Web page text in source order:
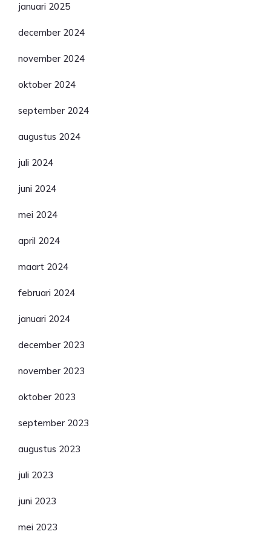
januari 2025
december 2024
november 2024
oktober 2024
september 2024
augustus 2024
juli 2024
juni 2024
mei 2024
april 2024
maart 2024
februari 2024
januari 2024
december 2023
november 2023
oktober 2023
september 2023
augustus 2023
juli 2023
juni 2023
mei 2023